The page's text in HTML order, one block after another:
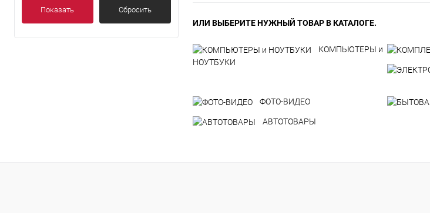
Показать Сбросить
ИЛИ ВЫБЕРИТЕ НУЖНЫЙ ТОВАР В КАТАЛОГЕ.
КОМПЬЮТЕРЫ и
НОУТБУКИ
ФОТО-ВИДЕО
АВТОТОВАРЫ